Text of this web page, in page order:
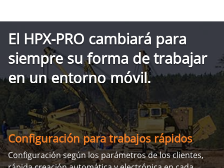
El HPX-PRO cambiará para
siempre su forma de trabajar
en un entorno móvil.
Configuración para trabajos rápidos
Configuración según los parámetros de los clientes,